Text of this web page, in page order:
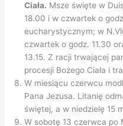
Ciała. Msze święte w
18.00 i w czwartek o
eucharystycznym; w
czwartek o godz. 11.30
13.15. Z racji trwającej
procesji Bożego Ciała i
W miesiącu czerwcu
Pana Jezusa. Litanię
świętej, a w niedzielę 15
W sobotę 13 czerwca po